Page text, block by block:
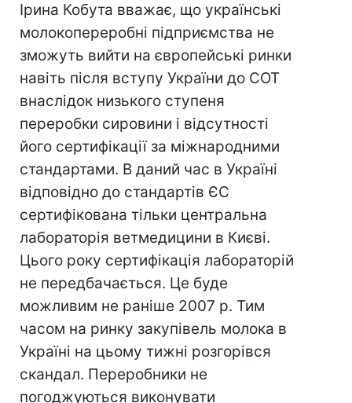
Ірина Кобута вважає, що українські
молокопереробні підприємства не
зможуть вийти на європейські ринки
навіть після вступу України до СОТ
внаслідок низького ступеня
переробки сировини і відсутності
його сертифікації за міжнародними
стандартами. В даний час в Україні
відповідно до стандартів ЄС
сертифікована тільки центральна
лабораторія ветмедицини в Києві.
Цього року сертифікація лабораторій
не передбачається. Це буде
можливим не раніше 2007 р. Тим
часом на ринку закупівель молока в
Україні на цьому тижні розгорівся
скандал. Переробники не
погоджуються виконувати